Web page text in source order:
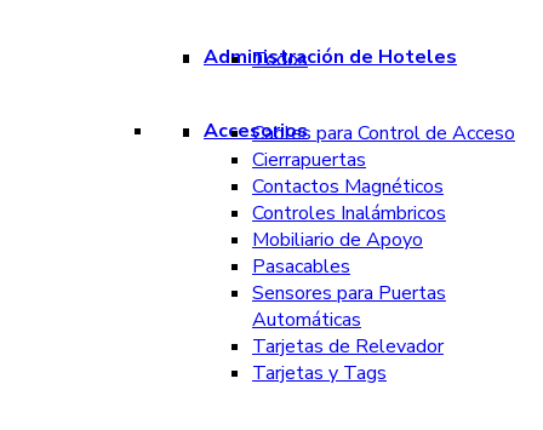
Administración de Hoteles
Todos
Accesorios
Cables para Control de Acceso
Cierrapuertas
Contactos Magnéticos
Controles Inalámbricos
Mobiliario de Apoyo
Pasacables
Sensores para Puertas
Automáticas
Tarjetas de Relevador
Tarjetas y Tags